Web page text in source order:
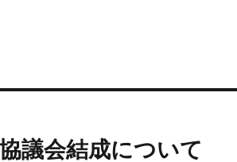
議会結成について